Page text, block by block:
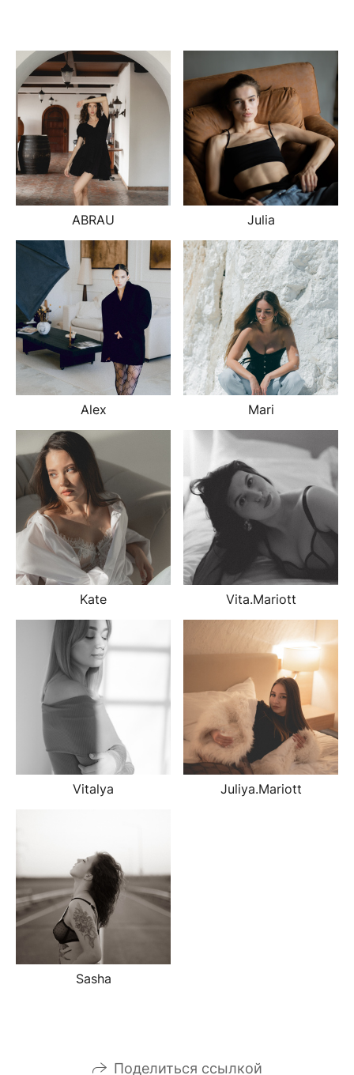
ABRAU Julia
Alex Mari
Kate Vita.Mariott
Vitalya Juliya.Mariott
Sasha
Поделиться ссылкой